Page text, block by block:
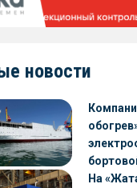
новости
На